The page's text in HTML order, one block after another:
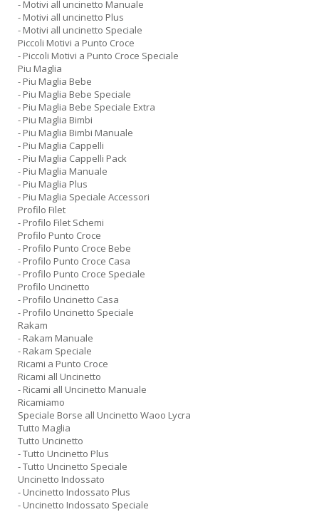
- Motivi all uncinetto Manuale
- Motivi all uncinetto Plus
- Motivi all uncinetto Speciale
Piccoli Motivi a Punto Croce
- Piccoli Motivi a Punto Croce Speciale
Piu Maglia
- Piu Maglia Bebe
- Piu Maglia Bebe Speciale
- Piu Maglia Bebe Speciale Extra
- Piu Maglia Bimbi
- Piu Maglia Bimbi Manuale
- Piu Maglia Cappelli
- Piu Maglia Cappelli Pack
- Piu Maglia Manuale
- Piu Maglia Plus
- Piu Maglia Speciale Accessori
Profilo Filet
- Profilo Filet Schemi
Profilo Punto Croce
- Profilo Punto Croce Bebe
- Profilo Punto Croce Casa
- Profilo Punto Croce Speciale
Profilo Uncinetto
- Profilo Uncinetto Casa
- Profilo Uncinetto Speciale
Rakam
- Rakam Manuale
- Rakam Speciale
Ricami a Punto Croce
Ricami all Uncinetto
- Ricami all Uncinetto Manuale
Ricamiamo
Speciale Borse all Uncinetto Waoo Lycra
Tutto Maglia
Tutto Uncinetto
- Tutto Uncinetto Plus
- Tutto Uncinetto Speciale
Uncinetto Indossato
- Uncinetto Indossato Plus
- Uncinetto Indossato Speciale